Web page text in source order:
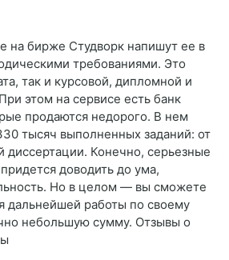
на бирже Студворк напишут ее в
требованиями. Это
так и курсовой, дипломной и
этом на сервисе есть банк
продаются недорого. В нем
тысяч выполненных заданий: от
диссертации. Конечно, серьезные
доводить до ума,
Но в целом — вы сможете
дальнейшей работы по своему
небольшую сумму. Отзывы о